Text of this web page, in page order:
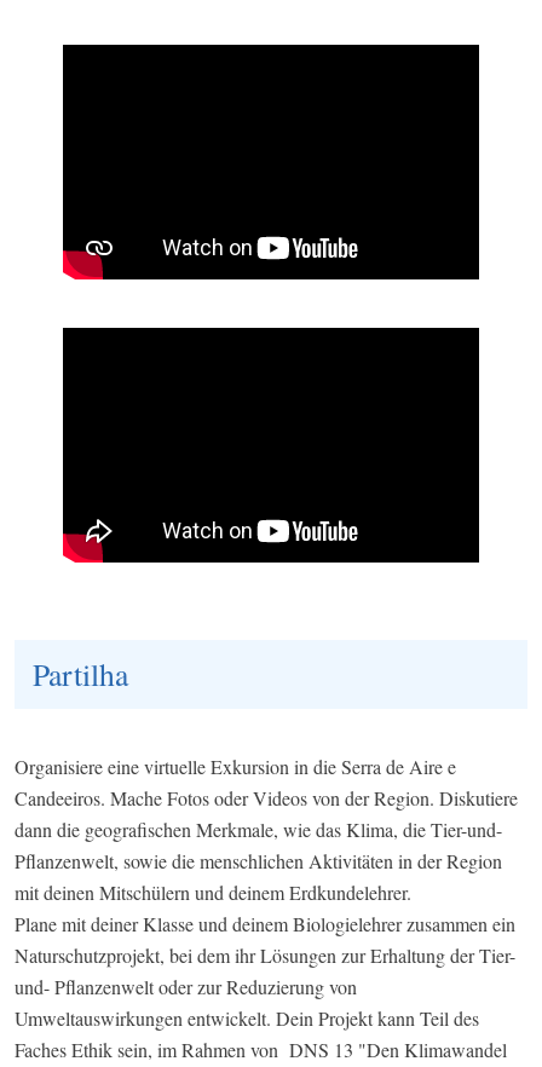
Partilha
Organisiere eine virtuelle Exkursion in die Serra de Aire e
Candeeiros. Mache Fotos oder Videos von der Region. Diskutiere
dann die geografischen Merkmale, wie das Klima, die Tier-und-
Pflanzenwelt, sowie die menschlichen Aktivitäten in der Region
mit deinen Mitschülern und deinem Erdkundelehrer.
Plane mit deiner Klasse und deinem Biologielehrer zusammen ein
Naturschutzprojekt, bei dem ihr Lösungen zur Erhaltung der Tier-
und- Pflanzenwelt oder zur Reduzierung von
Umweltauswirkungen entwickelt. Dein Projekt kann Teil des
Faches Ethik sein, im Rahmen von DNS 13 "Den Klimawandel